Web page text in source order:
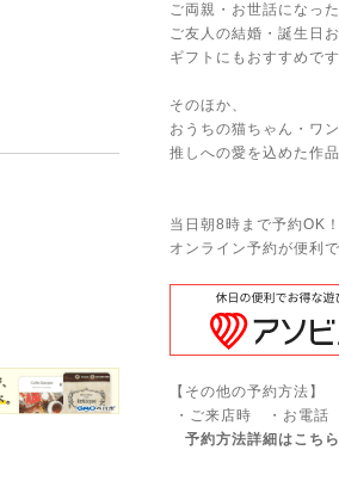
ご両親・お世話になった
ご友人の結婚・誕生日
ギフトにもおすすめで
そのほか、
おうちの猫ちゃん・ワ
推しへの愛を込めた作
当日朝8時まで予約OK
オンライン予約が便利で
【その他の予約方法】
・ご来店時 ・お電
予約方法詳細はこちら